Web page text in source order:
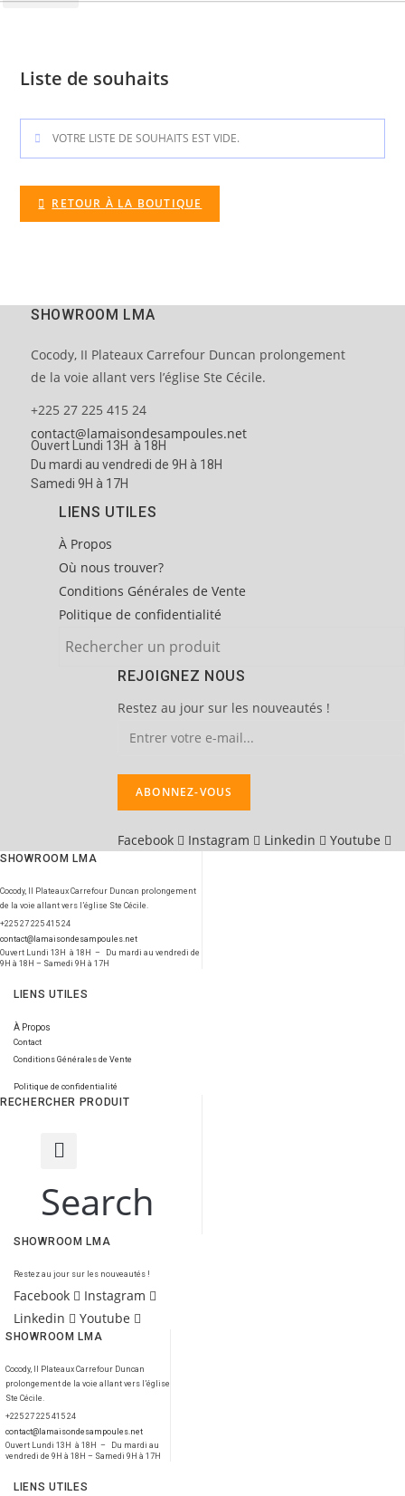
Liste de souhaits
VOTRE LISTE DE SOUHAITS EST VIDE.
RETOUR À LA BOUTIQUE
SHOWROOM LMA
Cocody, II Plateaux Carrefour Duncan prolongement
de la voie allant vers l’église Ste Cécile.
+225 27 225 415 24
contact@lamaisondesampoules.net
Ouvert Lundi 13H à 18H
Du mardi au vendredi de 9H à 18H
Samedi 9H à 17H
LIENS UTILES
À Propos
Où nous trouver?
Conditions Générales de Vente
Politique de confidentialité
REJOIGNEZ NOUS
Restez au jour sur les nouveautés !
Facebook Instagram Linkedin Youtube
SHOWROOM LMA
Cocody, II Plateaux Carrefour Duncan prolongement
de la voie allant vers l’église Ste Cécile.
+225 27 225 415 24
contact@lamaisondesampoules.net
Ouvert Lundi 13H à 18H – Du mardi au vendredi de
9H à 18H – Samedi 9H à 17H
LIENS UTILES
À Propos
Contact
Conditions Générales de Vente
Politique de confidentialité
RECHERCHER PRODUIT
Search
SHOWROOM LMA
Restez au jour sur les nouveautés !
Facebook
Instagram
Linkedin
Youtube
SHOWROOM LMA
Cocody, II Plateaux Carrefour Duncan
prolongement de la voie allant vers l’église
Ste Cécile.
+225 27 225 415 24
contact@lamaisondesampoules.net
Ouvert Lundi 13H à 18H – Du mardi au
vendredi de 9H à 18H – Samedi 9H à 17H
LIENS UTILES